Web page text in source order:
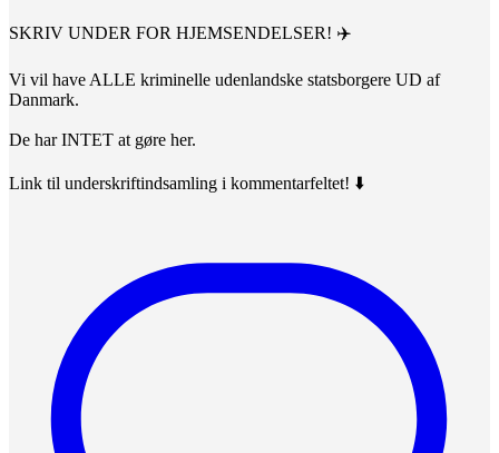
SKRIV UNDER FOR HJEMSENDELSER! ✈️
Vi vil have ALLE kriminelle udenlandske statsborgere UD af
Danmark.
De har INTET at gøre her.
Link til underskriftindsamling i kommentarfeltet! ⬇️